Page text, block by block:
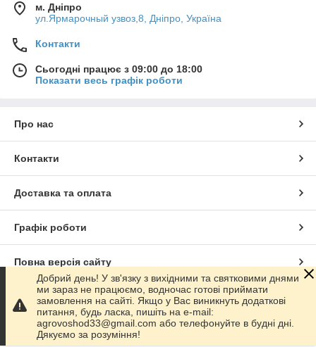
м. Дніпро
ул.Ярмарочный узвоз,8, Дніпро, Україна
Контакти
Сьогодні працює з 09:00 до 18:00
Показати весь графік роботи
Про нас
Контакти
Доставка та оплата
Графік роботи
Повна версія сайту
Сайт створено на маркетплейсіProm.ua
Політика конфіденційності
Добрий день! У зв'язку з вихідними та святковими днями
ми зараз не працюємо, водночас готові приймати
замовлення на сайті. Якщо у Вас виникнуть додаткові
питання, будь ласка, пишіть на e-mail:
agrovoshod33@gmail.com або телефонуйте в будні дні.
Дякуємо за розуміння!